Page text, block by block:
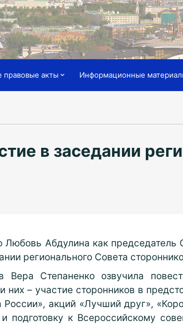
акты Информационные
в заседании
Абдулина как председатель
регионального Совета
Вера Степаненко озвучила
– участие сторонников в
акций «Лучший друг»,
к Всероссийскому